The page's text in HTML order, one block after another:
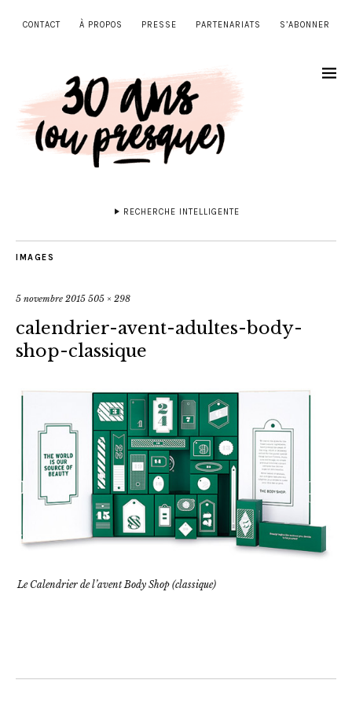
CONTACT À PROPOS PRESSE PARTENARIATS S’ABONNER
RECHERCHE INTELLIGENTE
IMAGES
5 novembre 2015 505 × 298
calendrier-avent-adultes-body-
shop-classique
Le Calendrier de l’avent Body Shop (classique)